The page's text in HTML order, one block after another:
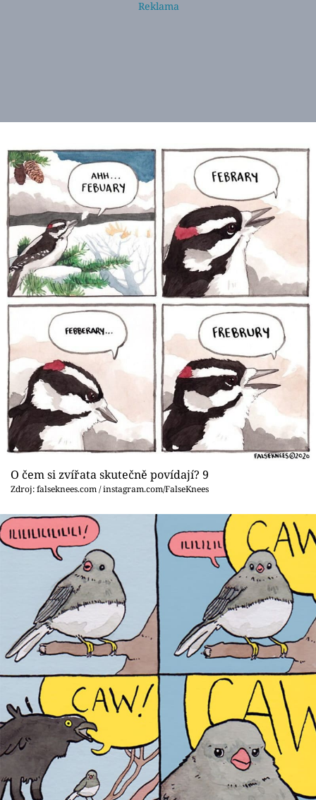
O čem si zvířata skutečně povídají? 9
Zdroj: falseknees.com / instagram.com/FalseKnees